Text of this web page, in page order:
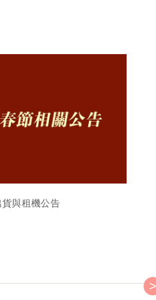
貨與租機公告
>